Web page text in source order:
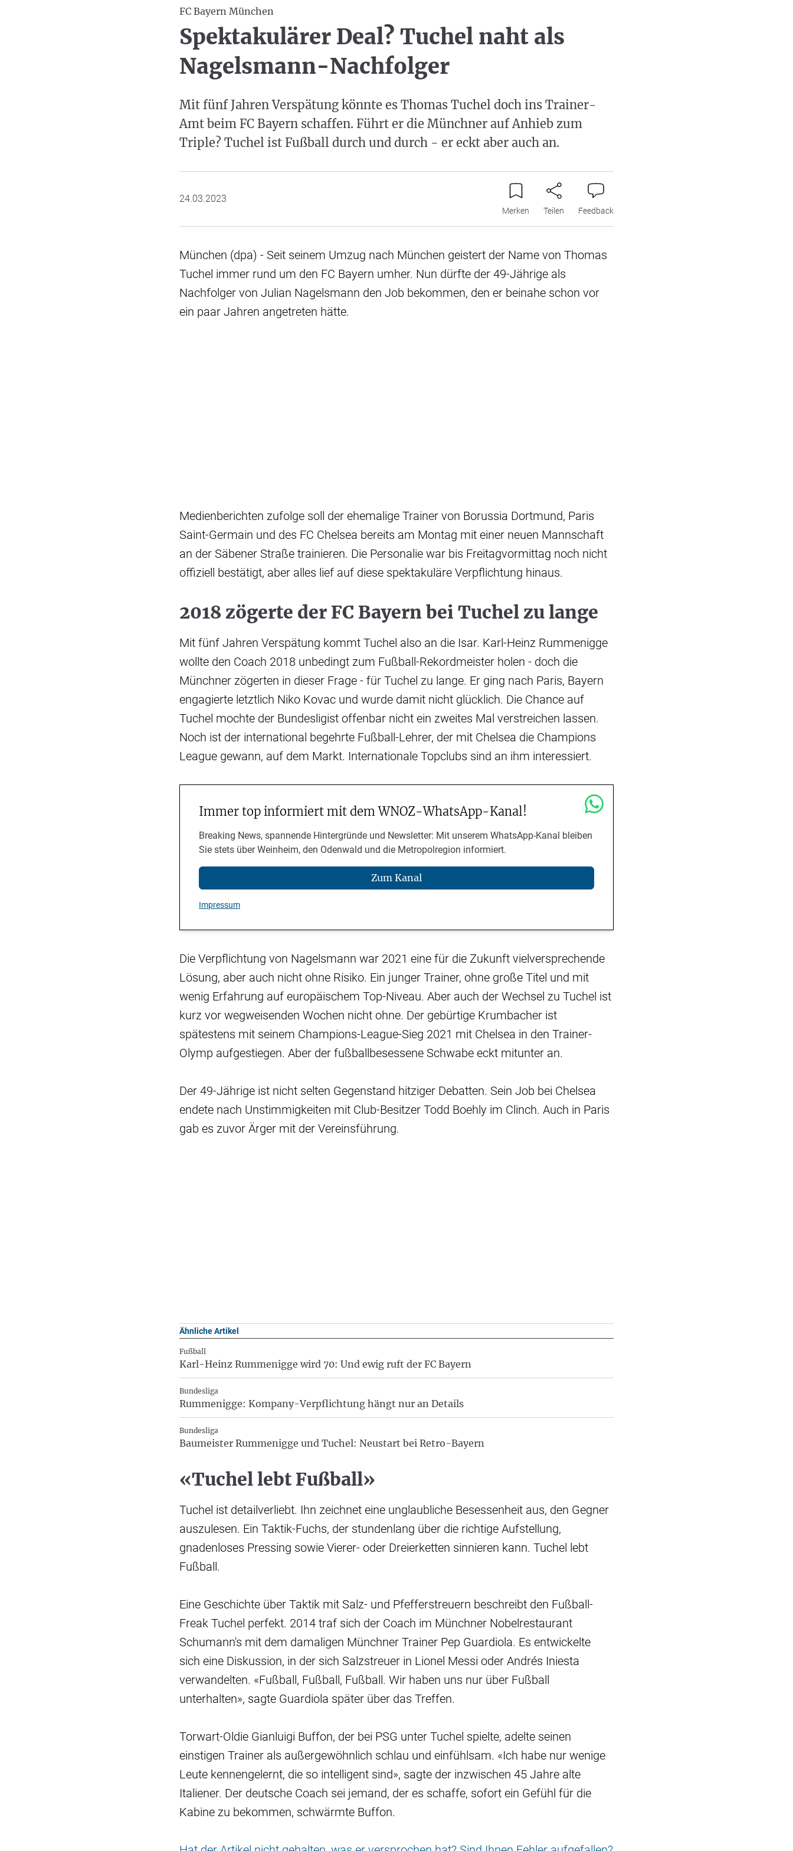
FC Bayern München
Spektakulärer Deal? Tuchel naht als
Nagelsmann-Nachfolger
Mit fünf Jahren Verspätung könnte es Thomas Tuchel doch ins Trainer-
Amt beim FC Bayern schaffen. Führt er die Münchner auf Anhieb zum
Triple? Tuchel ist Fußball durch und durch - er eckt aber auch an.
24.03.2023
Merken Teilen Feedback
München (dpa) - Seit seinem Umzug nach München geistert der Name von Thomas
Tuchel immer rund um den FC Bayern umher. Nun dürfte der 49-Jährige als
Nachfolger von Julian Nagelsmann den Job bekommen, den er beinahe schon vor
ein paar Jahren angetreten hätte.
Medienberichten zufolge soll der ehemalige Trainer von Borussia Dortmund, Paris
Saint-Germain und des FC Chelsea bereits am Montag mit einer neuen Mannschaft
an der Säbener Straße trainieren. Die Personalie war bis Freitagvormittag noch nicht
offiziell bestätigt, aber alles lief auf diese spektakuläre Verpflichtung hinaus.
2018 zögerte der FC Bayern bei Tuchel zu lange
Mit fünf Jahren Verspätung kommt Tuchel also an die Isar. Karl-Heinz Rummenigge
wollte den Coach 2018 unbedingt zum Fußball-Rekordmeister holen - doch die
Münchner zögerten in dieser Frage - für Tuchel zu lange. Er ging nach Paris, Bayern
engagierte letztlich Niko Kovac und wurde damit nicht glücklich. Die Chance auf
Tuchel mochte der Bundesligist offenbar nicht ein zweites Mal verstreichen lassen.
Noch ist der international begehrte Fußball-Lehrer, der mit Chelsea die Champions
League gewann, auf dem Markt. Internationale Topclubs sind an ihm interessiert.
Immer top informiert mit dem WNOZ-WhatsApp-Kanal!
Breaking News, spannende Hintergründe und Newsletter: Mit unserem WhatsApp-Kanal bleiben
Sie stets über Weinheim, den Odenwald und die Metropolregion informiert.
Zum Kanal
Impressum
Die Verpflichtung von Nagelsmann war 2021 eine für die Zukunft vielversprechende
Lösung, aber auch nicht ohne Risiko. Ein junger Trainer, ohne große Titel und mit
wenig Erfahrung auf europäischem Top-Niveau. Aber auch der Wechsel zu Tuchel ist
kurz vor wegweisenden Wochen nicht ohne. Der gebürtige Krumbacher ist
spätestens mit seinem Champions-League-Sieg 2021 mit Chelsea in den Trainer-
Olymp aufgestiegen. Aber der fußballbesessene Schwabe eckt mitunter an.
Der 49-Jährige ist nicht selten Gegenstand hitziger Debatten. Sein Job bei Chelsea
endete nach Unstimmigkeiten mit Club-Besitzer Todd Boehly im Clinch. Auch in Paris
gab es zuvor Ärger mit der Vereinsführung.
Ähnliche Artikel
Fußball
Karl-Heinz Rummenigge wird 70: Und ewig ruft der FC Bayern
Bundesliga
Rummenigge: Kompany-Verpflichtung hängt nur an Details
Bundesliga
Baumeister Rummenigge und Tuchel: Neustart bei Retro-Bayern
«Tuchel lebt Fußball»
Tuchel ist detailverliebt. Ihn zeichnet eine unglaubliche Besessenheit aus, den Gegner
auszulesen. Ein Taktik-Fuchs, der stundenlang über die richtige Aufstellung,
gnadenloses Pressing sowie Vierer- oder Dreierketten sinnieren kann. Tuchel lebt
Fußball.
Eine Geschichte über Taktik mit Salz- und Pfefferstreuern beschreibt den Fußball-
Freak Tuchel perfekt. 2014 traf sich der Coach im Münchner Nobelrestaurant
Schumann's mit dem damaligen Münchner Trainer Pep Guardiola. Es entwickelte
sich eine Diskussion, in der sich Salzstreuer in Lionel Messi oder Andrés Iniesta
verwandelten. «Fußball, Fußball, Fußball. Wir haben uns nur über Fußball
unterhalten», sagte Guardiola später über das Treffen.
Torwart-Oldie Gianluigi Buffon, der bei PSG unter Tuchel spielte, adelte seinen
einstigen Trainer als außergewöhnlich schlau und einfühlsam. «Ich habe nur wenige
Leute kennengelernt, die so intelligent sind», sagte der inzwischen 45 Jahre alte
Italiener. Der deutsche Coach sei jemand, der es schaffe, sofort ein Gefühl für die
Kabine zu bekommen, schwärmte Buffon.